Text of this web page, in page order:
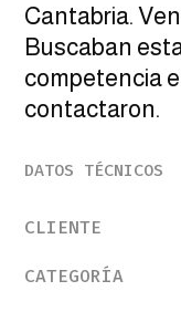
Cantabria.
Buscaban
competencia
contactaron.
DATOS TÉCNICOS
CLIENTE
CATEGORÍA